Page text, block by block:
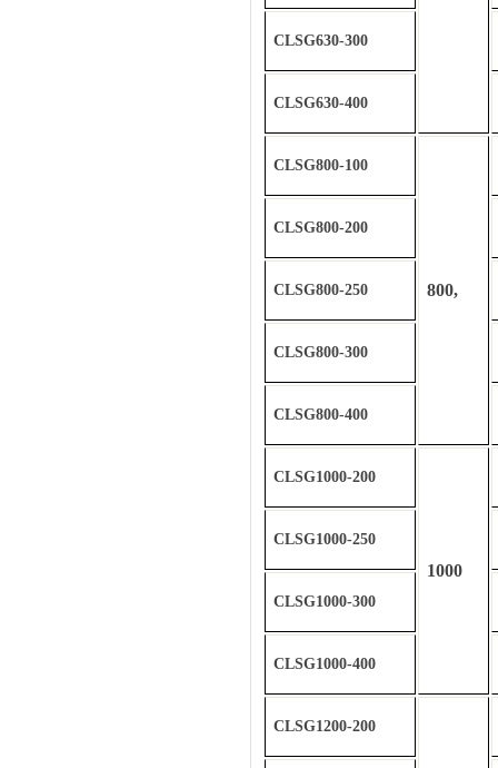
CLSG630-300
CLSG630-400
CLSG800-100
800,
CLSG800-200
CLSG800-250
CLSG800-300
CLSG800-400
CLSG1000-200
1000
CLSG1000-250
CLSG1000-300
CLSG1000-400
CLSG1200-200